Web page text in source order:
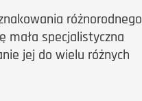
różnorodnego
mała specjalistyczna
jej do wielu różnych